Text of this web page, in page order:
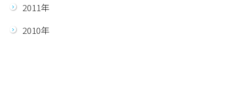
2011年
2010年